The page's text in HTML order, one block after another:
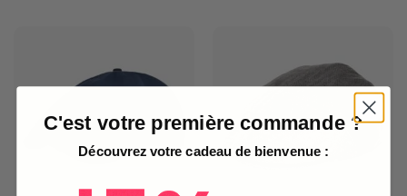
C'est votre première commande ?
Découvrez votre cadeau de bienvenue :